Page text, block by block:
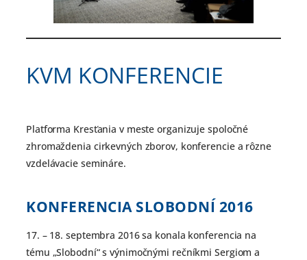
KVM KONFERENCIE
Platforma Kresťania v meste organizuje spoločné
zhromaždenia cirkevných zborov, konferencie a rôzne
vzdelávacie semináre.
KONFERENCIA SLOBODNÍ 2016
17. – 18. septembra 2016 sa konala konferencia na
tému „Slobodní“ s výnimočnými rečníkmi Sergiom a